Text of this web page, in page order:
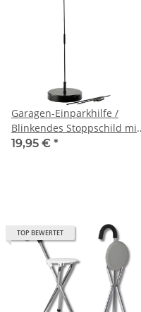
Garagen-Einparkhilfe /
Blinkendes Stoppschild mit
LEDs
19,95 € *
TOP BEWERTET